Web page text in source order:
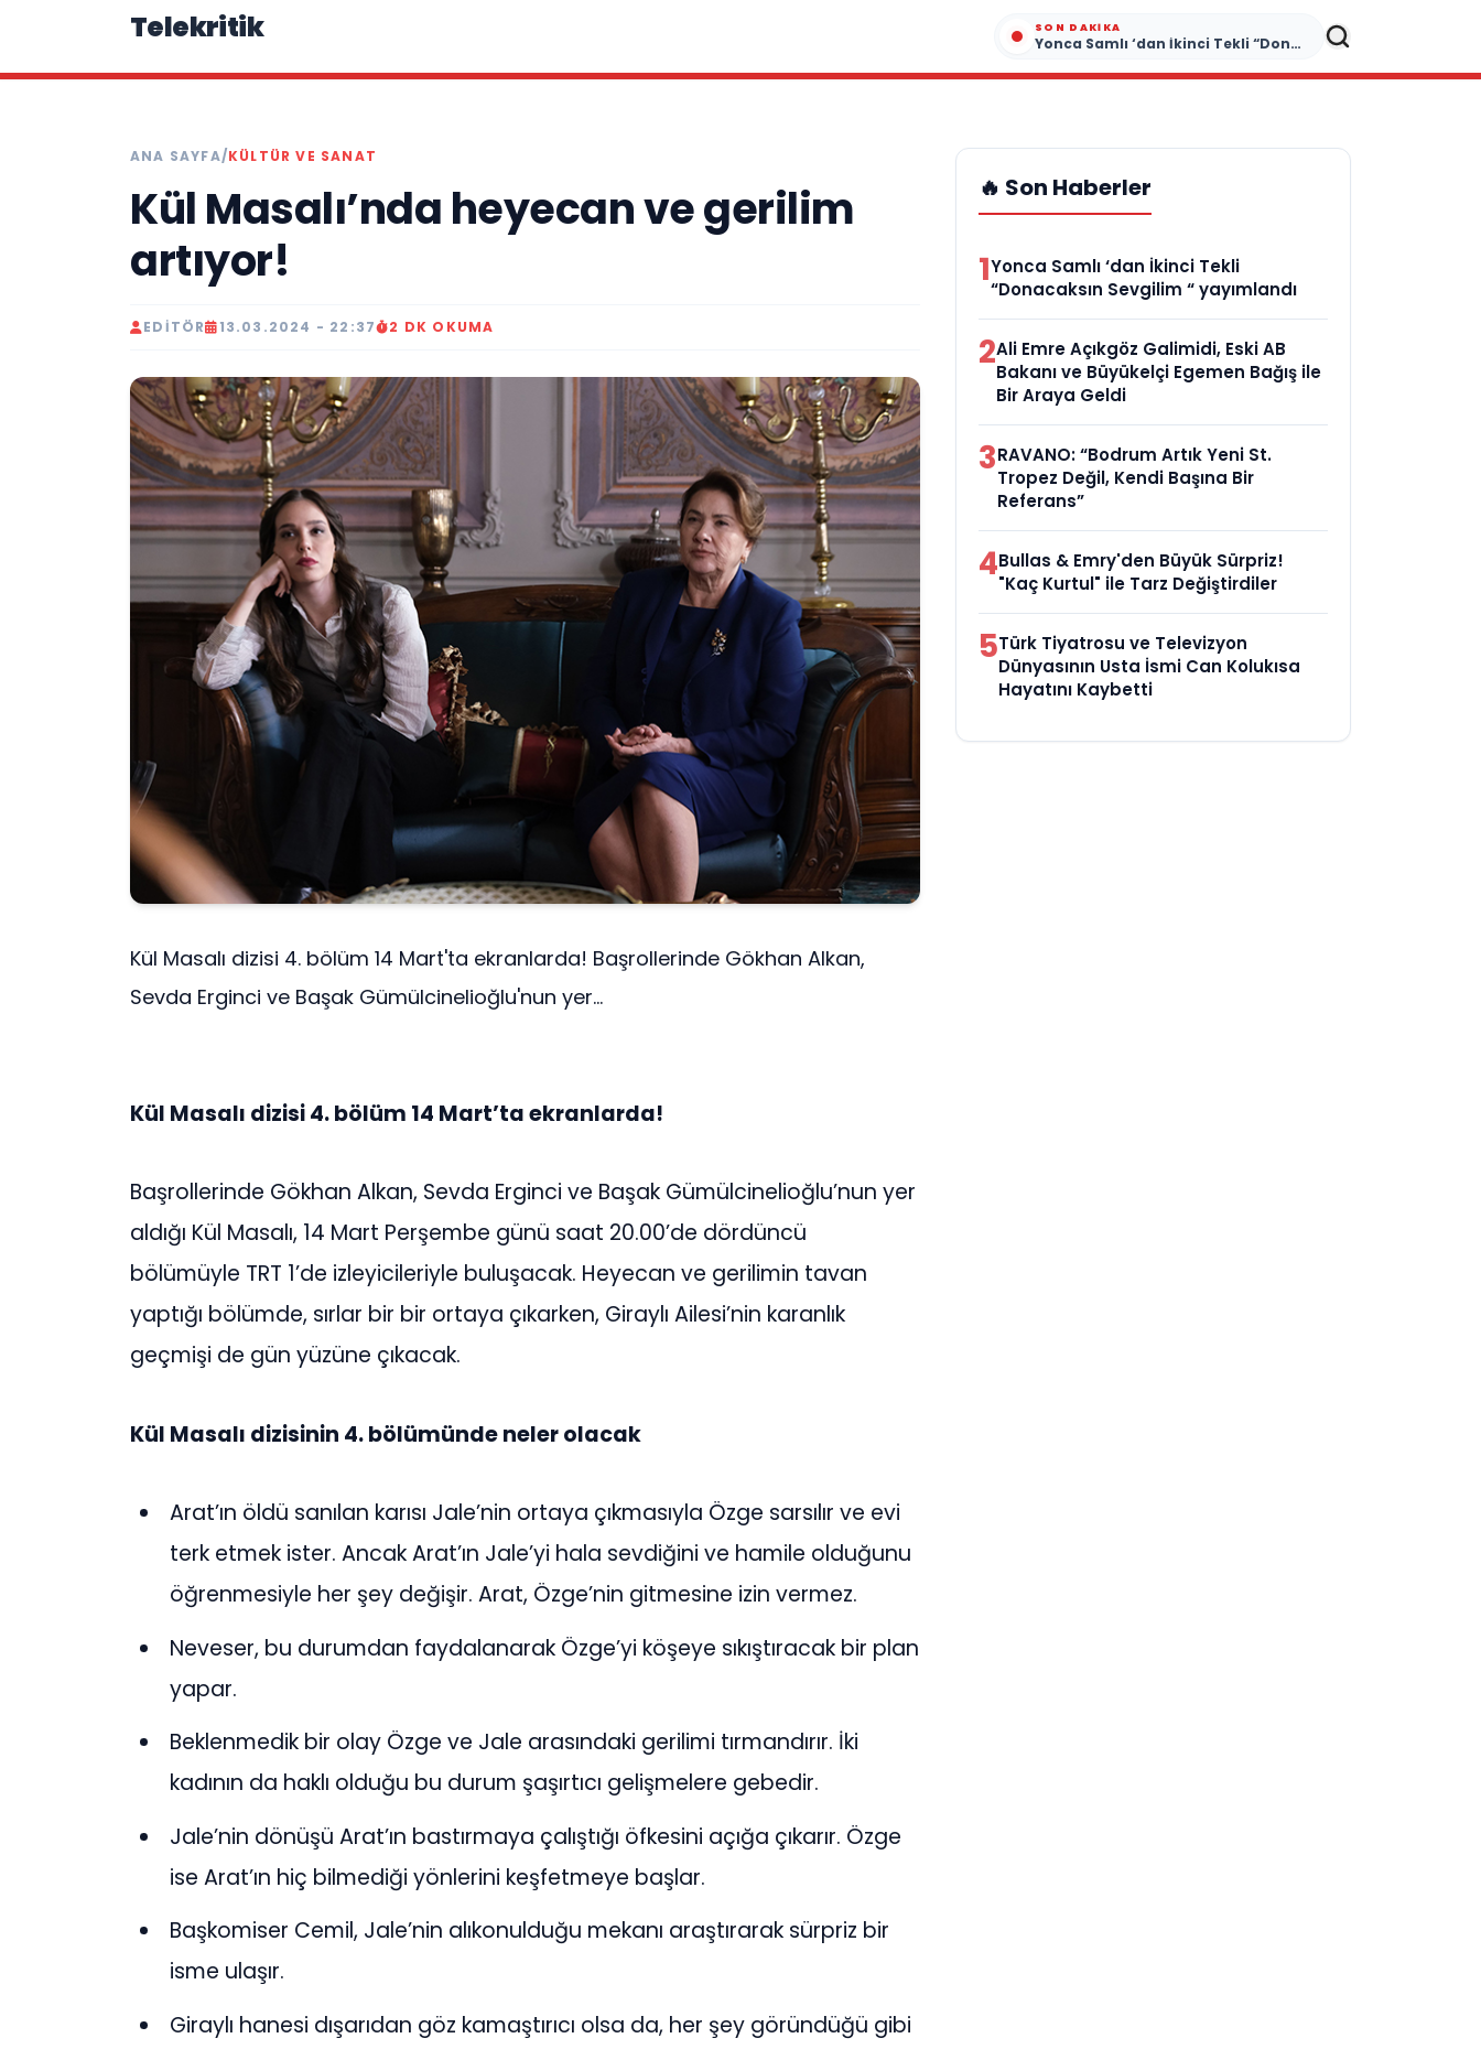
Telekritik SON DAKIKA
Yonca Samlı ‘dan İkinci Tekli “Donacaksın Sevgilim “ yayımlandı
ANA SAYFA/KÜLTÜR VE SANAT
Kül Masalı’nda heyecan ve gerilim
artıyor!
EDITÖR 13.03.2024 - 22:37 2 DK OKUMA
Kül Masalı dizisi 4. bölüm 14 Mart'ta ekranlarda! Başrollerinde Gökhan Alkan,
Sevda Erginci ve Başak Gümülcinelioğlu'nun yer...
Kül Masalı dizisi 4. bölüm 14 Mart’ta ekranlarda!
Başrollerinde Gökhan Alkan, Sevda Erginci ve Başak Gümülcinelioğlu’nun yer
aldığı Kül Masalı, 14 Mart Perşembe günü saat 20.00’de dördüncü
bölümüyle TRT 1’de izleyicileriyle buluşacak. Heyecan ve gerilimin tavan
yaptığı bölümde, sırlar bir bir ortaya çıkarken, Giraylı Ailesi’nin karanlık
geçmişi de gün yüzüne çıkacak.
Kül Masalı dizisinin 4. bölümünde neler olacak
Arat’ın öldü sanılan karısı Jale’nin ortaya çıkmasıyla Özge sarsılır ve evi
terk etmek ister. Ancak Arat’ın Jale’yi hala sevdiğini ve hamile olduğunu
öğrenmesiyle her şey değişir. Arat, Özge’nin gitmesine izin vermez.
Neveser, bu durumdan faydalanarak Özge’yi köşeye sıkıştıracak bir plan
yapar.
Beklenmedik bir olay Özge ve Jale arasındaki gerilimi tırmandırır. İki
kadının da haklı olduğu bu durum şaşırtıcı gelişmelere gebedir.
Jale’nin dönüşü Arat’ın bastırmaya çalıştığı öfkesini açığa çıkarır. Özge
ise Arat’ın hiç bilmediği yönlerini keşfetmeye başlar.
Başkomiser Cemil, Jale’nin alıkonulduğu mekanı araştırarak sürpriz bir
isme ulaşır.
Giraylı hanesi dışarıdan göz kamaştırıcı olsa da, her şey göründüğü gibi
🔥 Son Haberler
1Yonca Samlı ‘dan İkinci Tekli
“Donacaksın Sevgilim “ yayımlandı
2Ali Emre Açıkgöz Galimidi, Eski AB
Bakanı ve Büyükelçi Egemen Bağış ile
Bir Araya Geldi
3RAVANO: “Bodrum Artık Yeni St.
Tropez Değil, Kendi Başına Bir
Referans”
4Bullas & Emry'den Büyük Sürpriz!
"Kaç Kurtul" ile Tarz Değiştirdiler
5Türk Tiyatrosu ve Televizyon
Dünyasının Usta İsmi Can Kolukısa
Hayatını Kaybetti